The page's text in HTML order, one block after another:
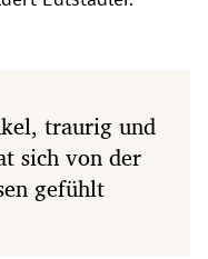
traurig und
sich von der
gefühlt